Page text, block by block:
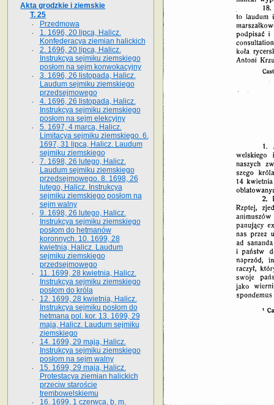
Akta grodzkie i ziemskie
T. 25
Przedmowa
1. 1696, 20 lipca, Halicz.
Konfederacya ziemian halickich
2. 1696, 20 lipca, Halicz.
Instrukcya sejmiku ziemskiego
posłom na sejm konwokacyjny
3. 1696, 26 listopada, Halicz.
Laudum sejmiku ziemskiego
przedsejmowego
4. 1696, 26 listopada, Halicz.
Instrukcya sejmiku ziemskiego
posłom na sejm elekcyjny
5. 1697, 4 marca, Halicz.
Limitacya sejmiku ziemskiego. 6.
1697, 31 lipca, Halicz. Laudum
sejmiku ziemskiego
7. 1698, 26 lutego, Halicz.
Laudum sejmiku ziemskiego
przedsejmowego. 8. 1698, 26
lutego, Halicz. Instrukcya
sejmiku ziemskiego posłom na
sejm walny
9. 1698, 26 lutego, Halicz.
Instrukcya sejmiku ziemskiego
posłom do hetmanów
koronnych. 10. 1699, 28
kwietnia, Halicz. Laudum
sejmiku ziemskiego
przedsejmowego
11. 1699, 28 kwietnia, Halicz.
Instrukcya sejmiku ziemskiego
posłom do króla
12. 1699, 28 kwietnia, Halicz.
Instrukcya sejmiku posłom do
hetmana pol. kor. 13. 1699, 29
maja, Halicz. Laudum sejmiku
ziemskiego
14. 1699, 29 maja, Halicz.
Instrukcya sejmiku ziemskiego
posłom na sejm walny
15. 1699, 29 maja, Halicz.
Protestacya ziemian halickich
przeciw staroście
trembowelskiemu
16. 1699, 1 czerwca, b. m.